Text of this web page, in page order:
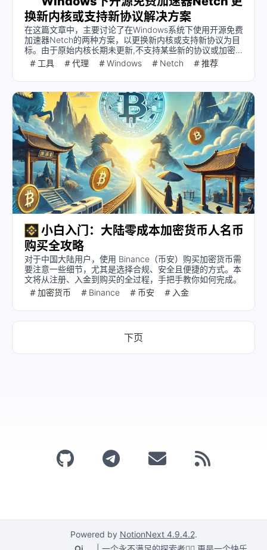
换新内核或支持新协议解决方案
在这篇文章中，主要讨论了在Windows系统下使用开源免费
加速器Netch的两种方案，以更换新内核或支持新协议为目
标。由于原始内核长期未更新,不支持某些新的协议或加密方
式,本文提出了两种方案供用户选择
工具 代理 Windows Netch 推荐
小白入门：大陆零成本加密货币人名币
购买全攻略
对于中国大陆用户，使用 Binance（币安）购买加密货币需
要注意一些细节，尤其是选择合规、安全且便捷的方式。本
文将从注册、入金到购买的全过程，手把手教你如何完成。
加密货币
Binance 币安 入金
下页
Powered by NotionNext 4.9.4.2.